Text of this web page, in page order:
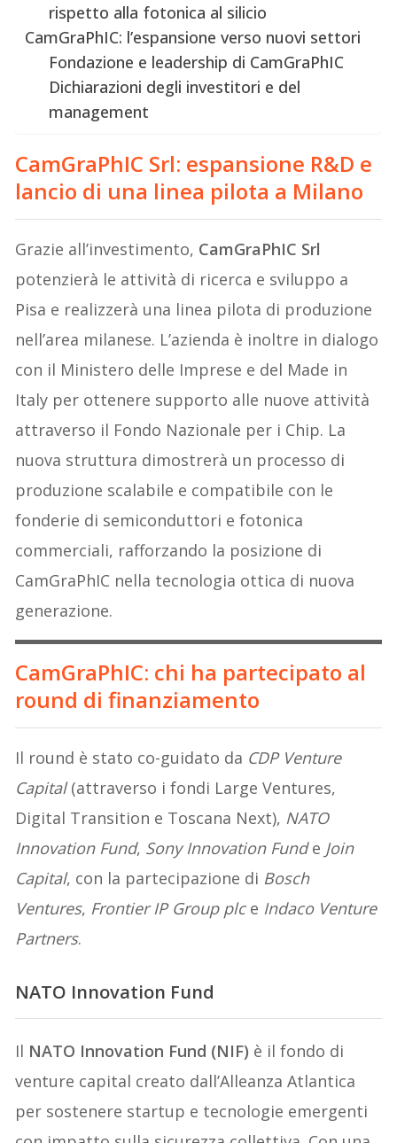
rispetto alla fotonica al silicio
CamGraPhIC: l’espansione verso nuovi settori
Fondazione e leadership di CamGraPhIC
Dichiarazioni degli investitori e del
management
CamGraPhIC Srl: espansione R&D e
lancio di una linea pilota a Milano
Grazie all’investimento, CamGraPhIC Srl
potenzierà le attività di ricerca e sviluppo a
Pisa e realizzerà una linea pilota di produzione
nell’area milanese. L’azienda è inoltre in dialogo
con il Ministero delle Imprese e del Made in
Italy per ottenere supporto alle nuove attività
attraverso il Fondo Nazionale per i Chip. La
nuova struttura dimostrerà un processo di
produzione scalabile e compatibile con le
fonderie di semiconduttori e fotonica
commerciali, rafforzando la posizione di
CamGraPhIC nella tecnologia ottica di nuova
generazione.
CamGraPhIC: chi ha partecipato al
round di finanziamento
Il round è stato co-guidato da CDP Venture
Capital(attraverso i fondi Large Ventures,
Digital Transition e Toscana Next), NATO
Innovation Fund, Sony Innovation Funde Join
Capital, con la partecipazione di Bosch
Ventures, Frontier IP Group plce Indaco Venture
Partners.
NATO Innovation Fund
Il NATO Innovation Fund (NIF) è il fondo di
venture capital creato dall’Alleanza Atlantica
per sostenere startup e tecnologie emergenti